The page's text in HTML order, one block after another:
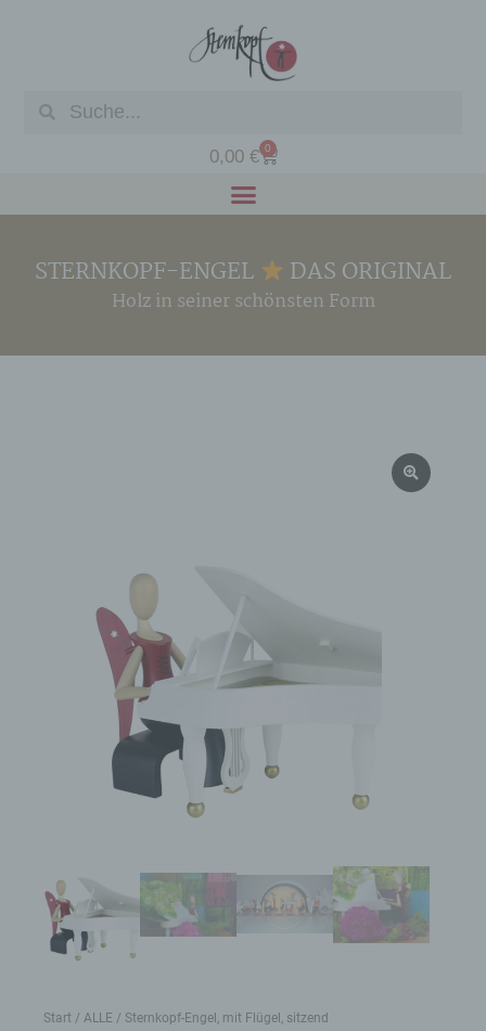
0,00 € 0
STERNKOPF-ENGEL DAS ORIGINAL
Holz in seiner schönsten Form
Start / ALLE / Sternkopf-Engel, mit Flügel, sitzend